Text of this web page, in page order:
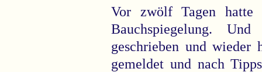
Vor zwölf Tagen hatte
Bauchspiegelung.
geschrieben und wieder
gemeldet und nach